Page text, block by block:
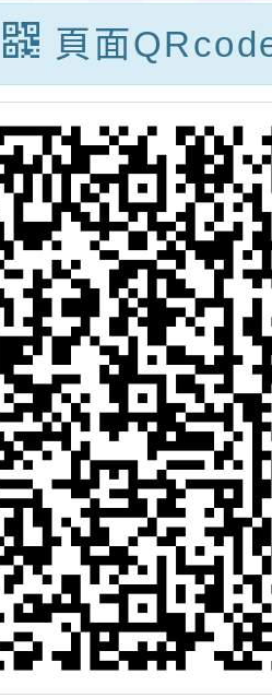
頁面